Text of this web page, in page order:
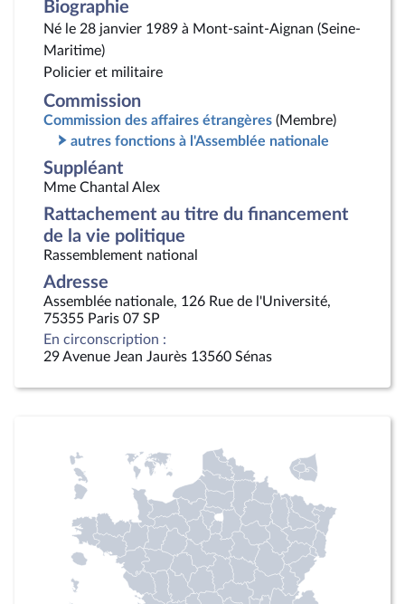
Biographie
Né le 28 janvier 1989 à Mont-saint-Aignan (Seine-
Maritime)
Policier et militaire
Commission
Commission des affaires étrangères (Membre)
autres fonctions à l'Assemblée nationale
Suppléant
Mme Chantal Alex
Rattachement au titre du financement
de la vie politique
Rassemblement national
Adresse
Assemblée nationale, 126 Rue de l'Université,
75355 Paris 07 SP
En circonscription :
29 Avenue Jean Jaurès 13560 Sénas